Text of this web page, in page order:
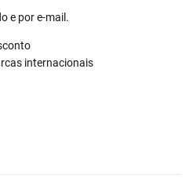
e por e-mail.
internacionais